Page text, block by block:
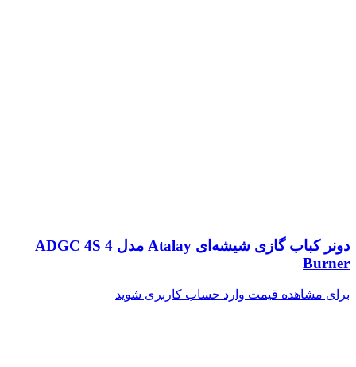
دونر کباب گازی شیشه‌ای Atalay مدل ADGC 4S 4
Burner
برای مشاهده قیمت وارد حساب کاربری شوید